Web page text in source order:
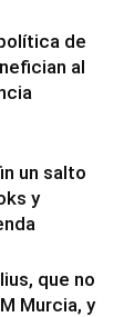
de
al
un salto
y
que no
Murcia, y